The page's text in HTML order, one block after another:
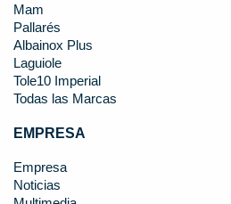
Mam
Pallarés
Albainox Plus
Laguiole
Tole10 Imperial
Todas las Marcas
EMPRESA
Empresa
Noticias